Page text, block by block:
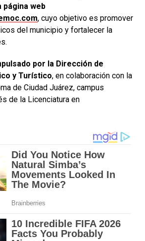
web
, cuyo objetivo es promover
del municipio y fortalecer la
por la Dirección de
y Turístico, en colaboración con la
de Ciudad Juárez, campus
de la Licenciatura en